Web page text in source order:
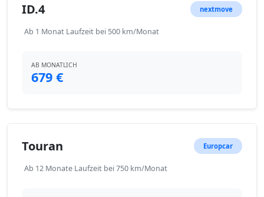
ID.4 nextmove
Ab 1 Monat Laufzeit bei 500 km/Monat
AB MONATLICH
679 €
Touran Europcar
Ab 12 Monate Laufzeit bei 750 km/Monat